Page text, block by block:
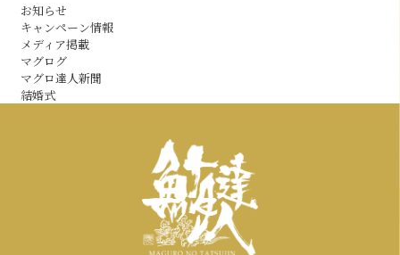
お知らせ
キャンペーン情報
メディア掲載
マグログ
マグロ達人新聞
結婚式